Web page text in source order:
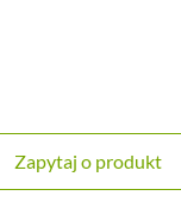
Zapytaj o produkt